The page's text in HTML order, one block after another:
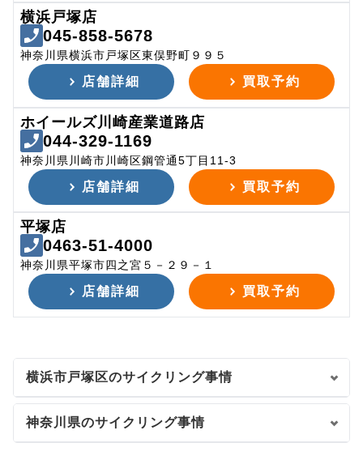
横浜戸塚店
045-858-5678
神奈川県横浜市戸塚区東俣野町９９５
店舗詳細 買取予約
ホイールズ川崎産業道路店
044-329-1169
神奈川県川崎市川崎区鋼管通5丁目11-3
店舗詳細 買取予約
平塚店
0463-51-4000
神奈川県平塚市四之宮５－２９－１
店舗詳細 買取予約
横浜市戸塚区のサイクリング事情
神奈川県のサイクリング事情